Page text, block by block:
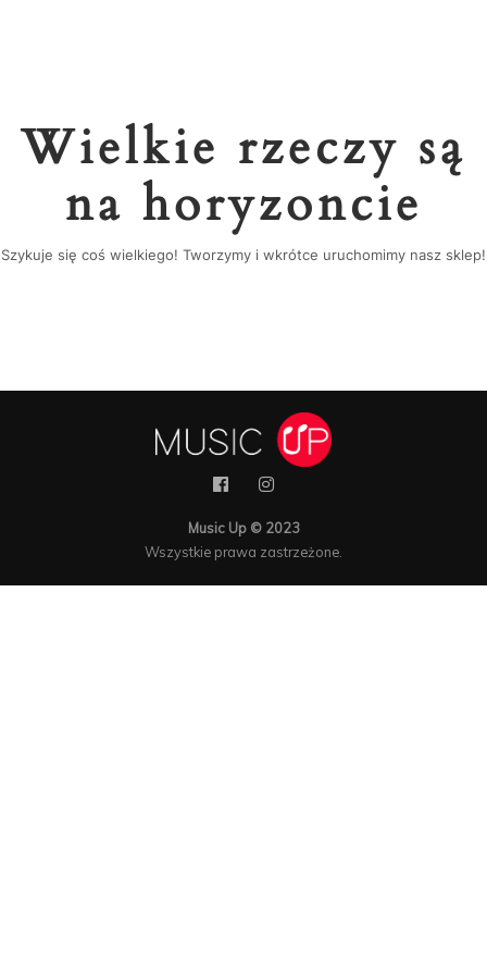
Wielkie rzeczy są
na horyzoncie
Szykuje się coś wielkiego! Tworzymy i wkrótce uruchomimy nasz sklep!
Music Up © 2023
Wszystkie prawa zastrzeżone.